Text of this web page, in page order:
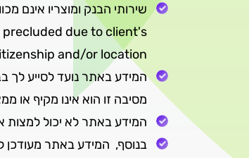
שירותי הבנק ומוצריו אינם
due to client's
and/or location.
המידע באתר נועד לסייע לך
מסיבה זו הוא אינו מקיף או
המידע באתר לא יכול למצות
בנוסף, המידע באתר מעודכן